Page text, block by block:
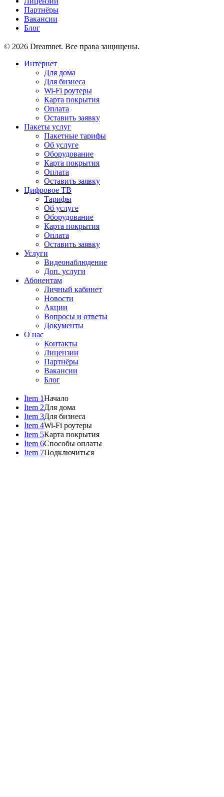
Партнёры
Вакансии
Блог
© 2026 Dreamnet. Все права защищены.
Интернет
Для дома
Для бизнеса
Wi-Fi роутеры
Карта покрытия
Оплата
Оставить заявку
Пакеты услуг
Пакетные тарифы
Об услуге
Оборудование
Карта покрытия
Оплата
Оставить заявку
Цифровое ТВ
Тарифы
Об услуге
Оборудование
Карта покрытия
Оплата
Оставить заявку
Услуги
Видеонаблюдение
Доп. услуги
Абонентам
Личный кабинет
Новости
Акции
Вопросы и ответы
Документы
О нас
Контакты
Лицензии
Партнёры
Вакансии
Блог
Item 1Начало
Item 2Для дома
Item 3Для бизнеса
Item 4Wi-Fi роутеры
Item 5Карта покрытия
Item 6Способы оплаты
Item 7Подключиться